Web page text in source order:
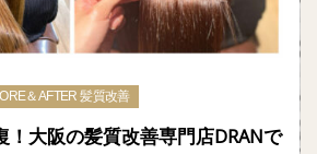
＆AFTER 髪質改善
！大阪の髪質改善専門店DRANで